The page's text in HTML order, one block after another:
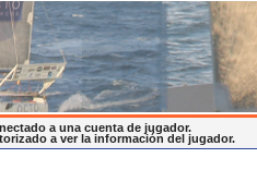
a una cuenta de jugador.
a ver la información del jugador.